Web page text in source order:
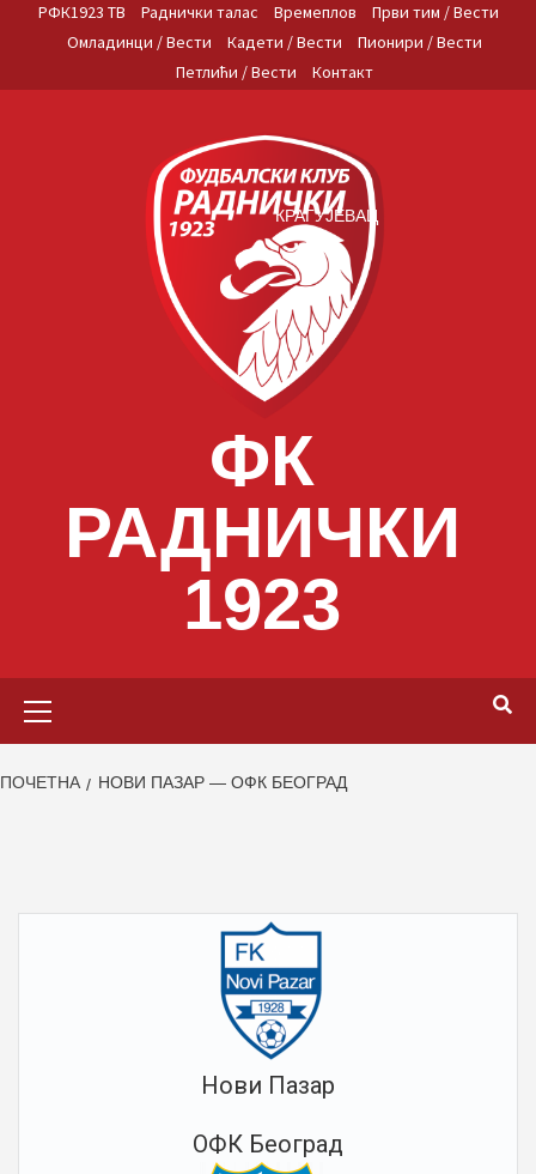
РФК1923 ТВ Раднички талас Времеплов
Први тим / Вести
Омладинци / Вести
Кадети / Вести
Пионири / Вести
Петлићи / Вести
Контакт
ФК
РАДНИЧКИ
1923
КРАГУЈЕВАЦ
ПОЧЕТНА НОВИ ПАЗАР — ОФК БЕОГРАД
Нови Пазар
ОФК Београд